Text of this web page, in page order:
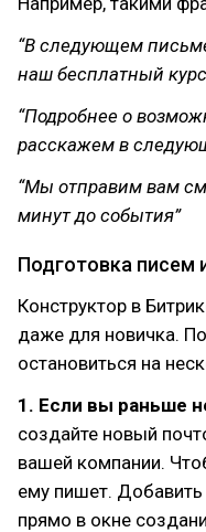
“В следующем
наш бесплатный
“Подробнее о
расскажем в
“Мы отправим вам
минут до события”
Подготовка писем
Конструктор в
даже для новичка.
остановиться на
1. Если вы раньше
создайте новый
вашей компании.
ему пишет.
прямо в окне